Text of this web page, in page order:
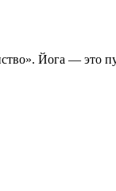
Йога — это